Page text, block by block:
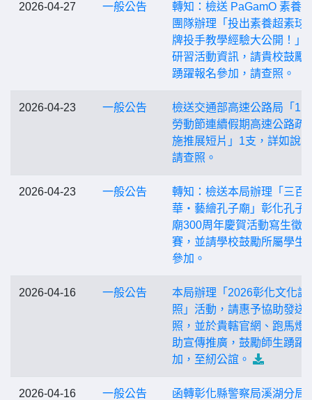
2026-04-27 一般公告
轉知：檢送 PaGamO 素養
團隊辦理「投出素養超素球
牌投手教學經驗大公開！」
研習活動資訊，請貴校鼓勵
踴躍報名參加，請查照。
2026-04-23 一般公告
檢送交通部高速公路局「
勞動節連續假期高速公路疏
施推展短片」1支，詳如說
請查照。
2026-04-23 一般公告
轉知：檢送本局辦理「三百
華・藝繪孔子廟」彰化孔子
廟300周年慶賀活動寫生徵
賽，並請學校鼓勵所屬學生
參加。
2026-04-16 一般公告
本局辦理「2026彰化文化護
照」活動，請惠予協助發送
照，並於貴轄官網、跑馬燈
助宣傳推廣，鼓勵師生踴躍
加，至紉公誼。
2026-04-16 一般公告
函轉彰化縣警察局溪湖分局